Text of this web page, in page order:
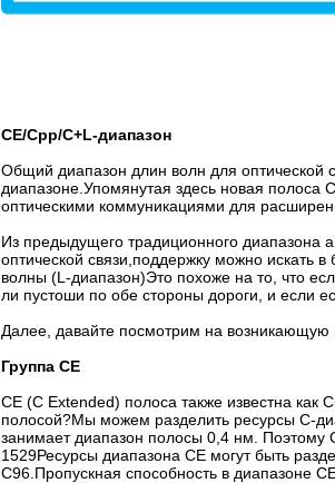
CE/Cpp/C+L-диапазон
Общий диапазон длин волн для оптической
диапазоне.Упомянутая здесь новая
оптическими коммуникациями для
Из предыдущего традиционного диапазона
оптической связи,поддержку можно искать
волны (L-диапазон)Это похоже на то, что
ли пустоши по обе стороны дороги, и если
Далее, давайте посмотрим на возникающую
Группа CE
CE (C Extended) полоса также известна
полосой?Мы можем разделить ресурсы C-
занимает диапазон полосы 0,4 нм. Поэтому
1529Ресурсы диапазона CE могут быть
C96.Пропускная способность в диапазоне